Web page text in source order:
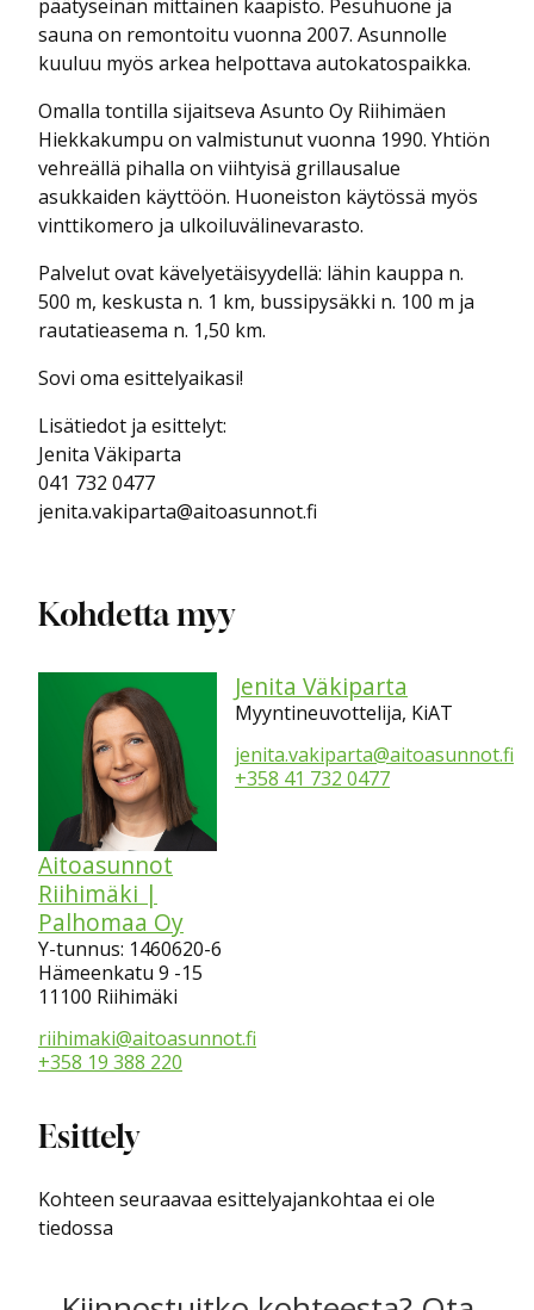
päätyseinän mittainen kaapisto. Pesuhuone ja
sauna on remontoitu vuonna 2007. Asunnolle
kuuluu myös arkea helpottava autokatospaikka.
Omalla tontilla sijaitseva Asunto Oy Riihimäen
Hiekkakumpu on valmistunut vuonna 1990. Yhtiön
vehreällä pihalla on viihtyisä grillausalue
asukkaiden käyttöön. Huoneiston käytössä myös
vinttikomero ja ulkoiluvälinevarasto.
Palvelut ovat kävelyetäisyydellä: lähin kauppa n.
500 m, keskusta n. 1 km, bussipysäkki n. 100 m ja
rautatieasema n. 1,50 km.
Sovi oma esittelyaikasi!
Lisätiedot ja esittelyt:
Jenita Väkiparta
041 732 0477
jenita.vakiparta@aitoasunnot.fi
Kohdetta myy
Jenita Väkiparta
Myyntineuvottelija, KiAT
jenita.vakiparta@aitoasunnot.fi
+358 41 732 0477
Aitoasunnot
Riihimäki |
Palhomaa Oy
Y-tunnus: 1460620-6
Hämeenkatu 9 -15
11100 Riihimäki
riihimaki@aitoasunnot.fi
+358 19 388 220
Esittely
Kohteen seuraavaa esittelyajankohtaa ei ole
tiedossa